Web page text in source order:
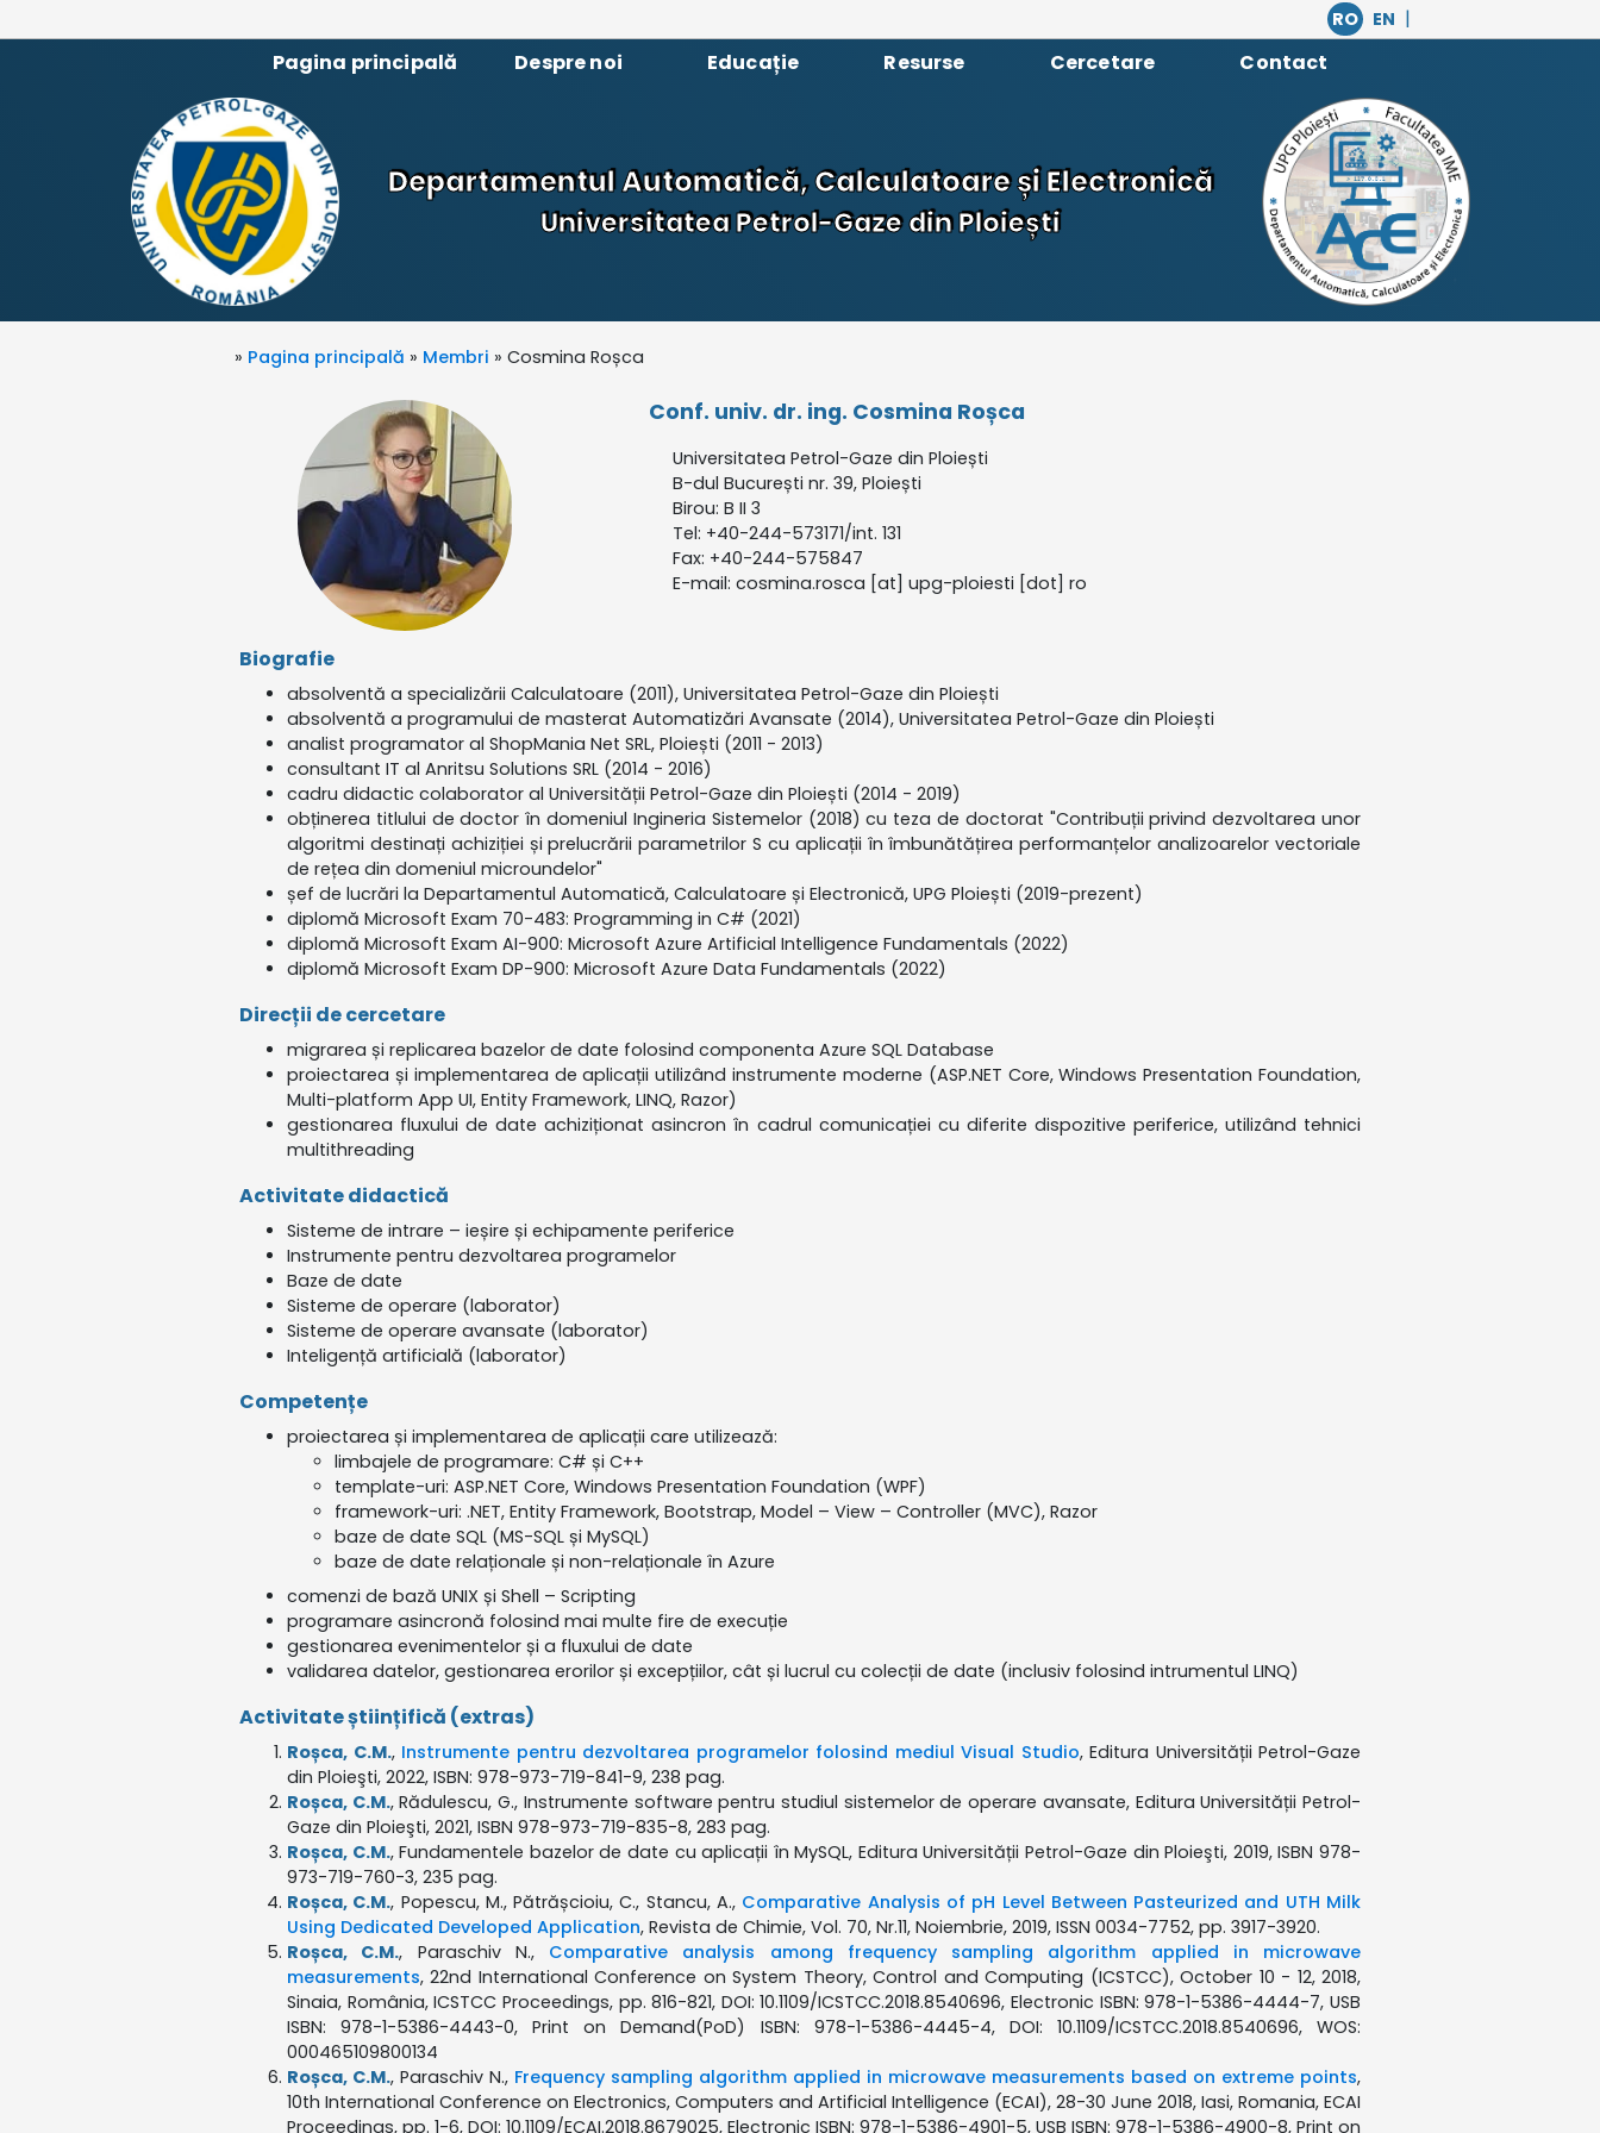
RO EN |
Pagina principală
Despre noi Educație Resurse Cercetare Contact
Departamentul Automatică, Calculatoare și Electronică
Universitatea Petrol-Gaze din Ploiești
» Pagina principală » Membri » Cosmina Roșca
Conf. univ. dr. ing. Cosmina Roșca
Universitatea Petrol-Gaze din Ploiești
B-dul București nr. 39, Ploiești
Birou: B II 3
Tel: +40-244-573171/int. 131
Fax: +40-244-575847
E-mail: cosmina.rosca [at] upg-ploiesti [dot] ro
Biografie
absolventă a specializării Calculatoare (2011), Universitatea Petrol-Gaze din Ploiești
absolventă a programului de masterat Automatizări Avansate (2014), Universitatea Petrol-Gaze din Ploiești
analist programator al ShopMania Net SRL, Ploiești (2011 - 2013)
consultant IT al Anritsu Solutions SRL (2014 - 2016)
cadru didactic colaborator al Universității Petrol-Gaze din Ploiești (2014 - 2019)
obținerea titlului de doctor în domeniul Ingineria Sistemelor (2018) cu teza de doctorat "Contribuții privind dezvoltarea unor
algoritmi destinați achiziției și prelucrării parametrilor S cu aplicații în îmbunătățirea performanțelor analizoarelor vectoriale
de rețea din domeniul microundelor"
șef de lucrări la Departamentul Automatică, Calculatoare și Electronică, UPG Ploiești (2019-prezent)
diplomă Microsoft Exam 70-483: Programming in C# (2021)
diplomă Microsoft Exam AI-900: Microsoft Azure Artificial Intelligence Fundamentals (2022)
diplomă Microsoft Exam DP-900: Microsoft Azure Data Fundamentals (2022)
Direcții de cercetare
migrarea și replicarea bazelor de date folosind componenta Azure SQL Database
proiectarea și implementarea de aplicații utilizând instrumente moderne (ASP.NET Core, Windows Presentation Foundation,
Multi-platform App UI, Entity Framework, LINQ, Razor)
gestionarea fluxului de date achiziționat asincron în cadrul comunicației cu diferite dispozitive periferice, utilizând tehnici
multithreading
Activitate didactică
Sisteme de intrare – ieșire și echipamente periferice
Instrumente pentru dezvoltarea programelor
Baze de date
Sisteme de operare (laborator)
Sisteme de operare avansate (laborator)
Inteligență artificială (laborator)
Competențe
proiectarea și implementarea de aplicații care utilizează:
limbajele de programare: C# și C++
template-uri: ASP.NET Core, Windows Presentation Foundation (WPF)
framework-uri: .NET, Entity Framework, Bootstrap, Model – View – Controller (MVC), Razor
baze de date SQL (MS-SQL și MySQL)
baze de date relaționale și non-relaționale în Azure
comenzi de bază UNIX și Shell – Scripting
programare asincronă folosind mai multe fire de execuție
gestionarea evenimentelor și a fluxului de date
validarea datelor, gestionarea erorilor și excepțiilor, cât și lucrul cu colecții de date (inclusiv folosind intrumentul LINQ)
Activitate științifică (extras)
Roșca, C.M., Instrumente pentru dezvoltarea programelor folosind mediul Visual Studio, Editura Universității Petrol-Gaze
din Ploieşti, 2022, ISBN: 978-973-719-841-9, 238 pag.
Roșca, C.M., Rădulescu, G., Instrumente software pentru studiul sistemelor de operare avansate, Editura Universității Petrol-
Gaze din Ploieşti, 2021, ISBN 978-973-719-835-8, 283 pag.
Roșca, C.M., Fundamentele bazelor de date cu aplicații în MySQL, Editura Universității Petrol-Gaze din Ploieşti, 2019, ISBN 978-
973-719-760-3, 235 pag.
Roșca, C.M., Popescu, M., Pătrășcioiu, C., Stancu, A., Comparative Analysis of pH Level Between Pasteurized and UTH Milk
Using Dedicated Developed Application, Revista de Chimie, Vol. 70, Nr.11, Noiembrie, 2019, ISSN 0034-7752, pp. 3917-3920.
Roșca, C.M., Paraschiv N., Comparative analysis among frequency sampling algorithm applied in microwave
measurements, 22nd International Conference on System Theory, Control and Computing (ICSTCC), October 10 - 12, 2018,
Sinaia, România, ICSTCC Proceedings, pp. 816-821, DOI: 10.1109/ICSTCC.2018.8540696, Electronic ISBN: 978-1-5386-4444-7, USB
ISBN: 978-1-5386-4443-0, Print on Demand(PoD) ISBN: 978-1-5386-4445-4, DOI: 10.1109/ICSTCC.2018.8540696, WOS:
000465109800134
Roșca, C.M., Paraschiv N., Frequency sampling algorithm applied in microwave measurements based on extreme points,
10th International Conference on Electronics, Computers and Artificial Intelligence (ECAI), 28-30 June 2018, Iasi, Romania, ECAI
Proceedings, pp. 1-6, DOI: 10.1109/ECAI.2018.8679025, Electronic ISBN: 978-1-5386-4901-5, USB ISBN: 978-1-5386-4900-8, Print on